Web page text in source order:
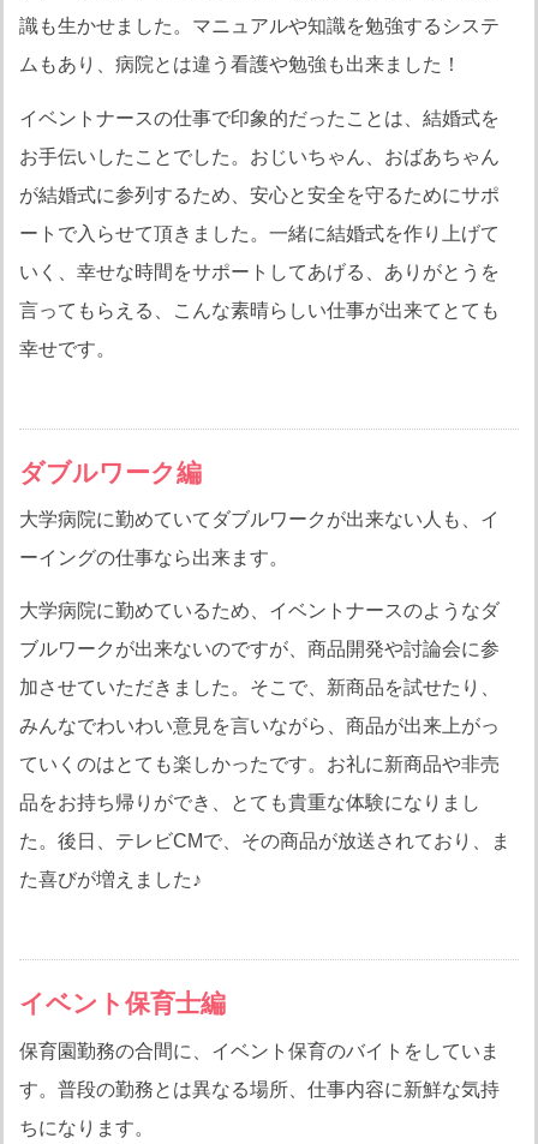
識も生かせました。マニュアルや知識を勉強するシステ
ムもあり、病院とは違う看護や勉強も出来ました！
イベントナースの仕事で印象的だったことは、結婚式を
お手伝いしたことでした。おじいちゃん、おばあちゃん
が結婚式に参列するため、安心と安全を守るためにサポ
ートで入らせて頂きました。一緒に結婚式を作り上げて
いく、幸せな時間をサポートしてあげる、ありがとうを
言ってもらえる、こんな素晴らしい仕事が出来てとても
幸せです。
ダブルワーク編
大学病院に勤めていてダブルワークが出来ない人も、イ
ーイングの仕事なら出来ます。
大学病院に勤めているため、イベントナースのようなダ
ブルワークが出来ないのですが、商品開発や討論会に参
加させていただきました。そこで、新商品を試せたり、
みんなでわいわい意見を言いながら、商品が出来上がっ
ていくのはとても楽しかったです。お礼に新商品や非売
品をお持ち帰りができ、とても貴重な体験になりまし
た。後日、テレビCMで、その商品が放送されており、ま
た喜びが増えました♪
イベント保育士編
保育園勤務の合間に、イベント保育のバイトをしていま
す。普段の勤務とは異なる場所、仕事内容に新鮮な気持
ちになります。